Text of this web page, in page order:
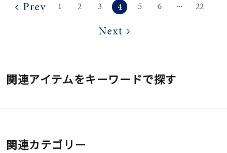
1 2 3 4 5 6 ⋯ 22
関連アイテムをキーワードで探す
関連カテゴリー